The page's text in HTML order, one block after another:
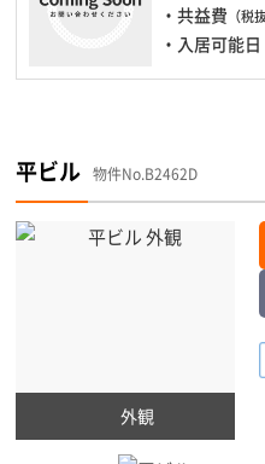
・共益費 （税
・入居可能
平ビル 物件No.B2462D
外観